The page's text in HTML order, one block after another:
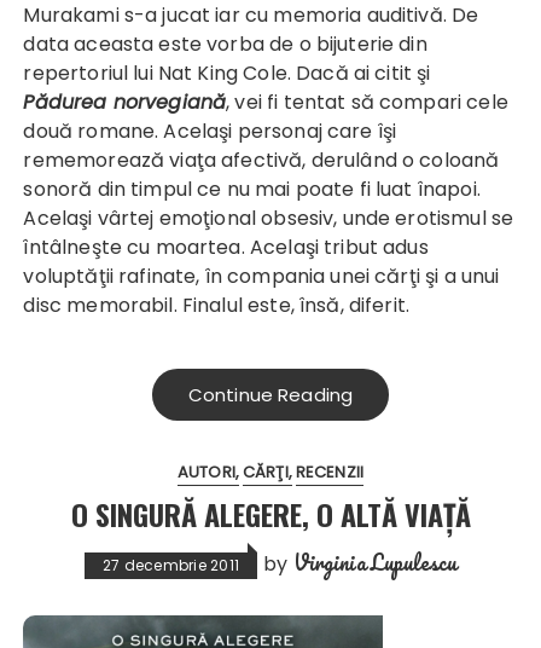
Murakami s-a jucat iar cu memoria auditivă. De
data aceasta este vorba de o bijuterie din
repertoriul lui Nat King Cole. Dacă ai citit şi
Pădurea norvegiană, vei fi tentat să compari cele
două romane. Acelaşi personaj care îşi
rememorează viaţa afectivă, derulând o coloană
sonoră din timpul ce nu mai poate fi luat înapoi.
Acelaşi vârtej emoţional obsesiv, unde erotismul se
întâlneşte cu moartea. Acelaşi tribut adus
voluptăţii rafinate, în compania unei cărţi şi a unui
disc memorabil. Finalul este, însă, diferit.
Continue Reading
AUTORI CĂRŢI RECENZII
O SINGURĂ ALEGERE, O ALTĂ VIAŢĂ
27 decembrie 2011 by Virginia Lupulescu